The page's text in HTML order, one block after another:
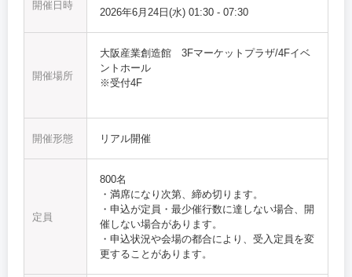
開催日時
2026年6月24日(水) 01:30 - 07:30
開催場所
大阪産業創造館 3Fマーケットプラザ/4Fイベ
ントホール
※受付4F
開催形態 リアル開催
定員
800名
・満席になり次第、締め切ります。
・申込が定員・最少催行数に達しない場合、開
催しない場合があります。
・申込状況や会場の都合により、受入定員を変
更することがあります。